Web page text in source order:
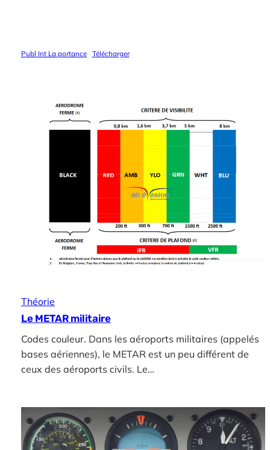
Publ Int La portance Télécharger
Théorie
Le METAR militaire
Codes couleur. Dans les aéroports militaires (appelés
bases aériennes), le METAR est un peu différent de
ceux des aéroports civils. Le…